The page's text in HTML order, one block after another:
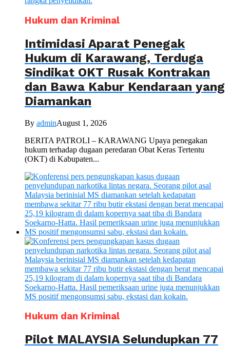
Hukum dan Kriminal
Intimidasi Aparat Penegak
Hukum di Karawang, Terduga
Sindikat OKT Rusak Kontrakan
dan Bawa Kabur Kendaraan yang
Diamankan
By adminAugust 1, 2026
BERITA PATROLI – KARAWANG Upaya penegakan
hukum terhadap dugaan peredaran Obat Keras Tertentu
(OKT) di Kabupaten...
Hukum dan Kriminal
Pilot MALAYSIA Selundupkan 77